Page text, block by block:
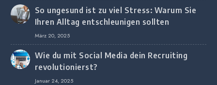
So ungesund ist zu viel Stress: Warum Sie
Ihren Alltag entschleunigen sollten
März 20, 2025
Wie du mit Social Media dein Recruiting
revolutionierst?
Januar 24, 2025